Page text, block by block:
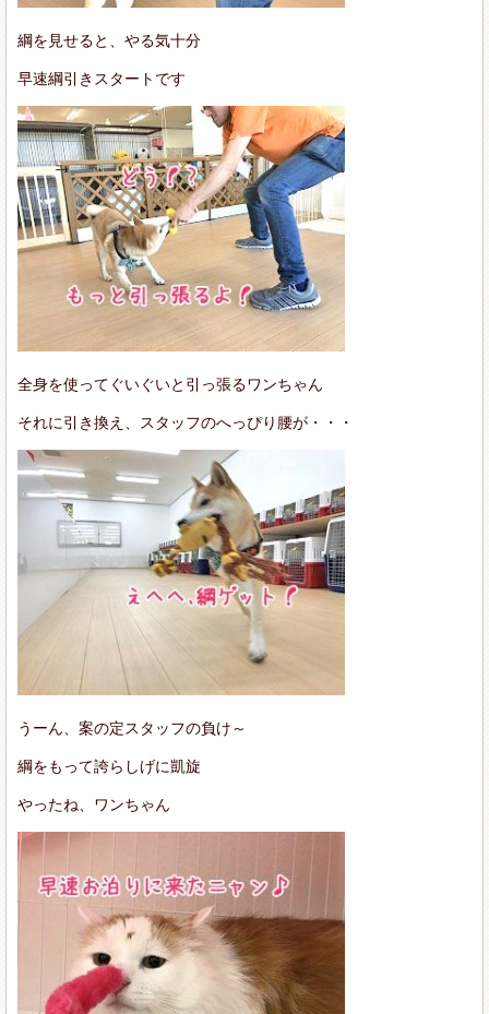
綱を見せると、やる気十分
早速綱引きスタートです
全身を使ってぐいぐいと引っ張るワンちゃん
それに引き換え、スタッフのへっぴり腰が・・・
うーん、案の定スタッフの負け～
綱をもって誇らしげに凱旋
やったね、ワンちゃん